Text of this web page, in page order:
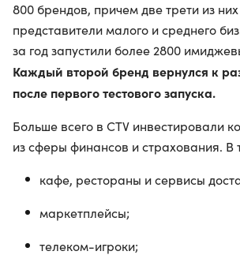
800 брендов, причем две трети из
представители малого и среднего
за год запустили более 2800
Каждый второй бренд вернулся к
после первого тестового запуска.
Больше всего в CTV инвестировали
из сферы финансов и страхования. В
кафе, рестораны и сервисы
маркетплейсы;
телеком-игроки;